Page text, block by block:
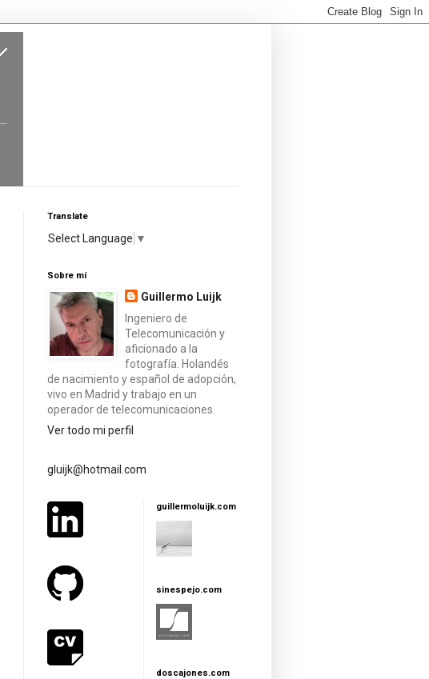
Translate
Select Language ▼
Sobre mí
Guillermo Luijk
Ingeniero de
Telecomunicación y
aficionado a la
fotografía. Holandés
de nacimiento y español de adopción,
vivo en Madrid y trabajo en un
operador de telecomunicaciones.
Ver todo mi perfil
gluijk@hotmail.com
guillermoluijk.com
sinespejo.com
doscajones.com